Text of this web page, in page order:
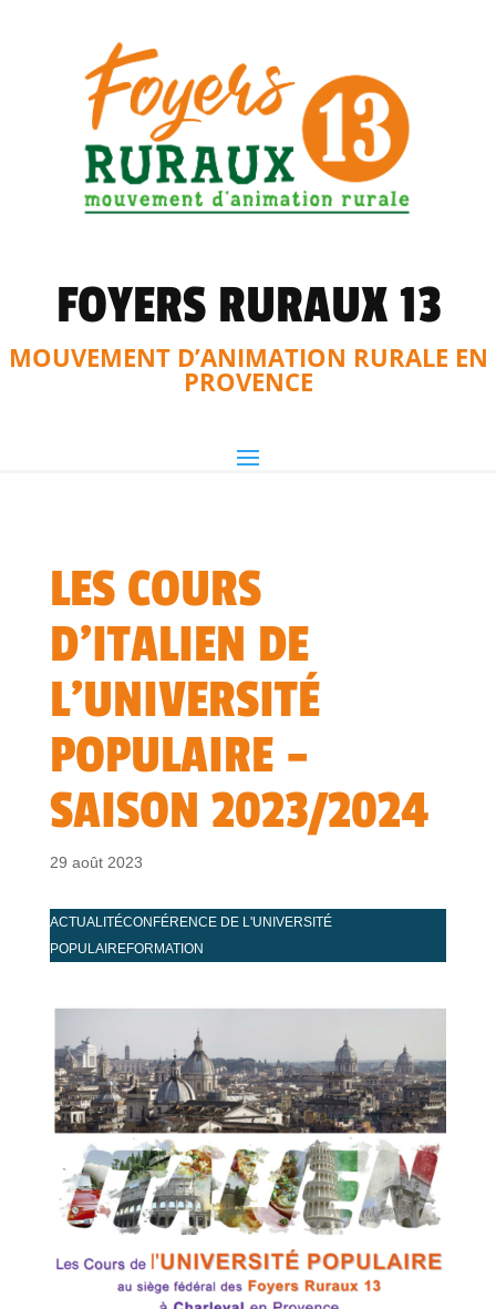
FOYERS RURAUX 13
MOUVEMENT D’ANIMATION RURALE EN
PROVENCE
LES COURS
D’ITALIEN DE
L’UNIVERSITÉ
POPULAIRE –
SAISON 2023/2024
29 août 2023
ACTUALITÉCONFÉRENCE DE L'UNIVERSITÉ
POPULAIREFORMATION